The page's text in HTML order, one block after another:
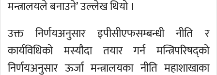
मन्त्रालयले बनाउने’ उल्लेख थियो ।
उक्त निर्णयअनुसार इपीसीएफसम्बन्धी नीति र
कार्यविधिको मस्यौदा तयार गर्न मन्त्रिपरिषद्को
निर्णयअनुसार ऊर्जा मन्त्रालयका नीति महाशाखाका